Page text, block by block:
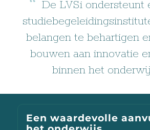
De LVSi ondersteunt
belangen te behartigen
bouwen aan innovatie
binnen het
Een waardevolle